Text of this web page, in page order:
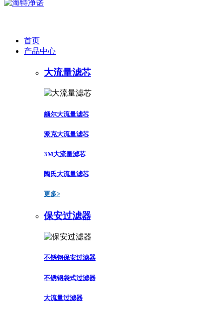
首页
产品中心
大流量滤芯
颇尔大流量滤芯
派克大流量滤芯
3M大流量滤芯
陶氏大流量滤芯
更多>
保安过滤器
不锈钢保安过滤器
不锈钢袋式过滤器
大流量过滤器